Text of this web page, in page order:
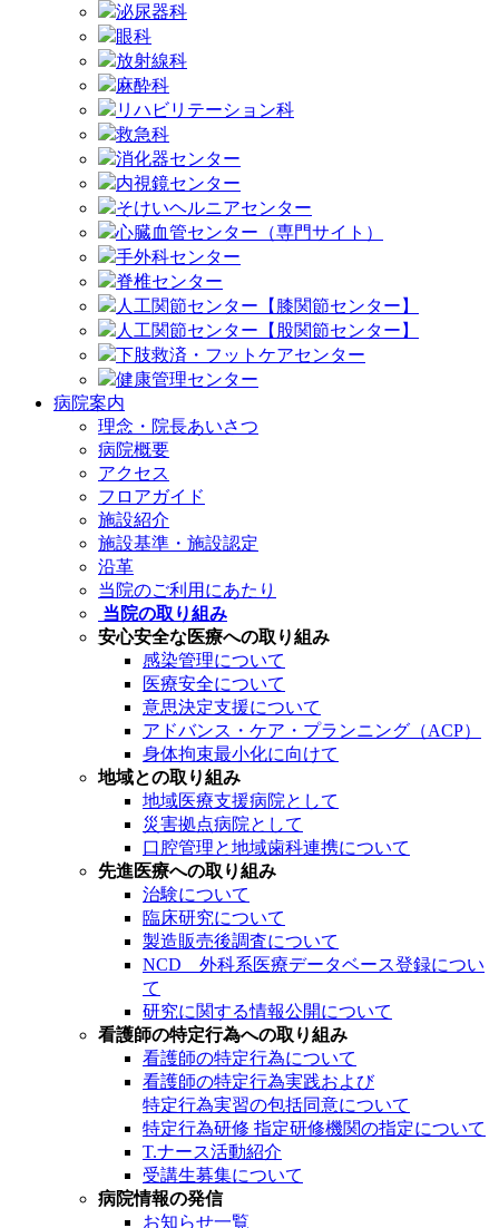
泌尿器科
眼科
放射線科
麻酔科
リハビリテーション科
救急科
消化器センター
内視鏡センター
そけいヘルニアセンター
心臓血管センター（専門サイト）
手外科センター
脊椎センター
人工関節センター【膝関節センター】
人工関節センター【股関節センター】
下肢救済・フットケアセンター
健康管理センター
病院案内
理念・院長あいさつ
病院概要
アクセス
フロアガイド
施設紹介
施設基準・施設認定
沿革
当院のご利用にあたり
当院の取り組み
安心安全な医療への取り組み
感染管理について
医療安全について
意思決定支援について
アドバンス・ケア・プランニング（ACP）
身体拘束最小化に向けて
地域との取り組み
地域医療支援病院として
災害拠点病院として
口腔管理と地域歯科連携について
先進医療への取り組み
治験について
臨床研究について
製造販売後調査について
NCD 外科系医療データベース登録につい
て
研究に関する情報公開について
看護師の特定行為への取り組み
看護師の特定行為について
看護師の特定行為実践および
特定行為実習の包括同意について
特定行為研修 指定研修機関の指定について
T.ナース活動紹介
受講生募集について
病院情報の発信
お知らせ一覧